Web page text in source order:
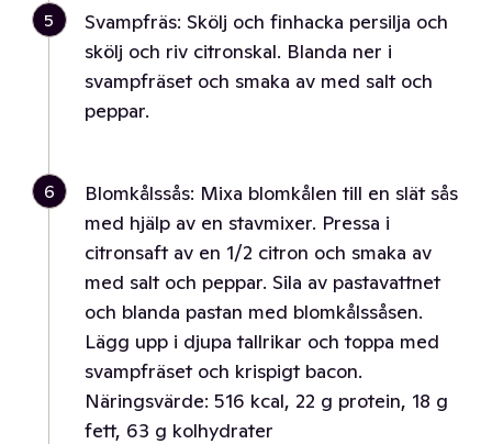
5
Svampfräs: Skölj och finhacka persilja och
skölj och riv citronskal. Blanda ner i
svampfräset och smaka av med salt och
peppar.
6
Blomkålssås: Mixa blomkålen till en slät sås
med hjälp av en stavmixer. Pressa i
citronsaft av en 1/2 citron och smaka av
med salt och peppar. Sila av pastavattnet
och blanda pastan med blomkålssåsen.
Lägg upp i djupa tallrikar och toppa med
svampfräset och krispigt bacon.
Näringsvärde: 516 kcal, 22 g protein, 18 g
fett, 63 g kolhydrater